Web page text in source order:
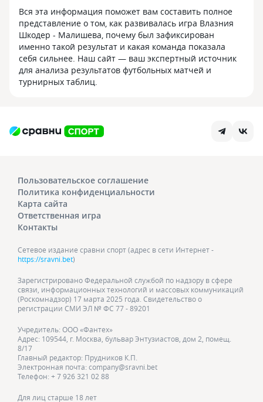
Вся эта информация поможет вам составить полное
представление о том, как развивалась игра Влазния
Шкодер - Малишева, почему был зафиксирован
именно такой результат и какая команда показала
себя сильнее. Наш сайт — ваш экспертный источник
для анализа результатов футбольных матчей и
турнирных таблиц.
Пользовательское соглашение
Политика конфиденциальности
Карта сайта
Ответственная игра
Контакты
Сетевое издание сравни спорт (адрес в сети Интернет -
https://sravni.bet)
Зарегистрировано Федеральной службой по надзору в сфере
связи, информационных технологий и массовых коммуникаций
(Роскомнадзор) 17 марта 2025 года. Свидетельство о
регистрации СМИ ЭЛ № ФС 77 - 89201
Учредитель: ООО «Фантех»
Адрес: 109544, г. Москва, бульвар Энтузиастов, дом 2, помещ.
8/17
Главный редактор: Прудников К.П.
Электронная почта: company@sravni.bet
Телефон: + 7 926 321 02 88
Для лиц старше 18 лет